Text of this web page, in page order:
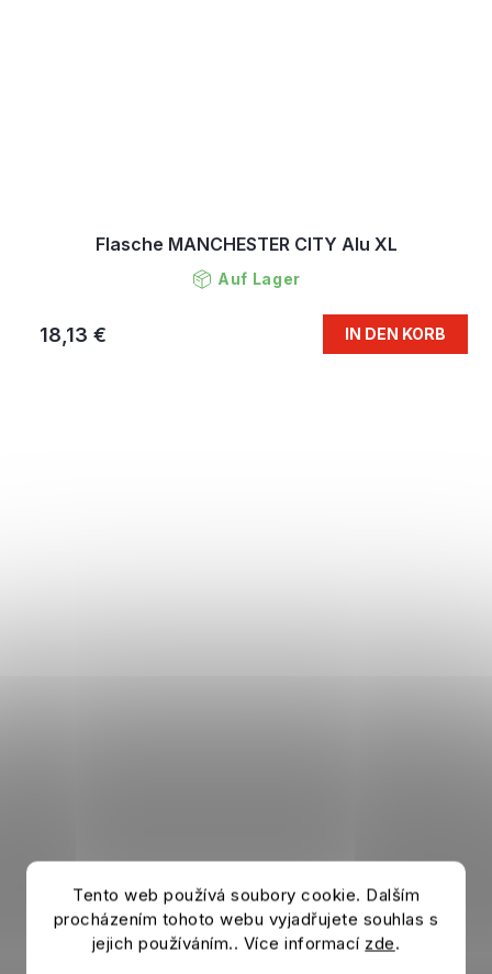
Tento web používá soubory cookie. Dalším
procházením tohoto webu vyjadřujete souhlas s
jejich používáním.. Více informací zde.
Flasche MANCHESTER CITY Alu XL
Auf Lager
18,13 € IN DEN KORB